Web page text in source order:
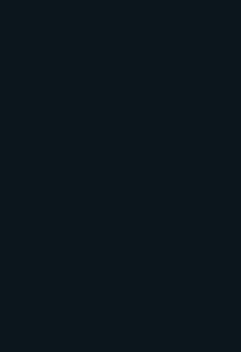
1 N 2 BSchG ein
erworben. Die
aus § 15 Abs. 1
notwendige
des Schiffes
dass es sich um ein
der Bestellung der
durch den Schiffer
einen
gegen diese als
zusätzliches
Zweck des § 102
in den Fällen, in denen
Schiff und der